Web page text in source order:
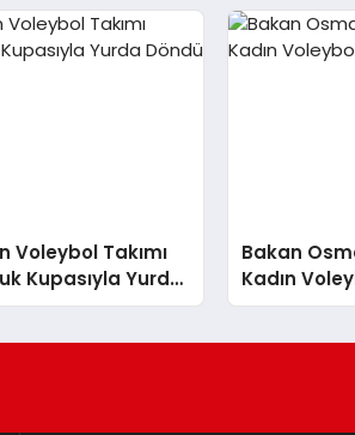
Voleybol Takımı
Kupasıyla Yurda
Bakan
Kadın
Kutladı